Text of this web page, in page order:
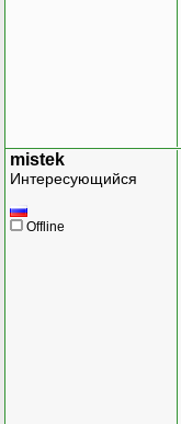
mistek
Интересующийся
Offline